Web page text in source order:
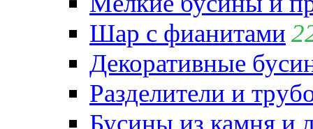
Шар с фианитами
Декоративные
Разделители и
Бусины из камня и